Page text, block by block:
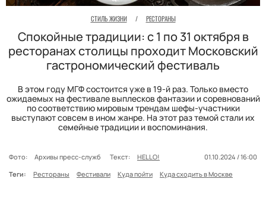
СТИЛЬ ЖИЗНИ / РЕСТОРАНЫ
Спокойные традиции: с 1 по 31 октября в
ресторанах столицы проходит Московский
гастрономический фестиваль
В этом году МГФ состоится уже в 19-й раз. Только вместо
ожидаемых на фестивале выплесков фантазии и соревнований
по соответствию мировым трендам шефы-участники
выступают совсем в ином жанре. На этот раз темой стали их
семейные традиции и воспоминания.
Фото: Архивы пресс-служб Текст: HELLO!
01.10.2024 / 16:00
Теги:
Рестораны Фестивали Куда пойти Куда сходить в Москве